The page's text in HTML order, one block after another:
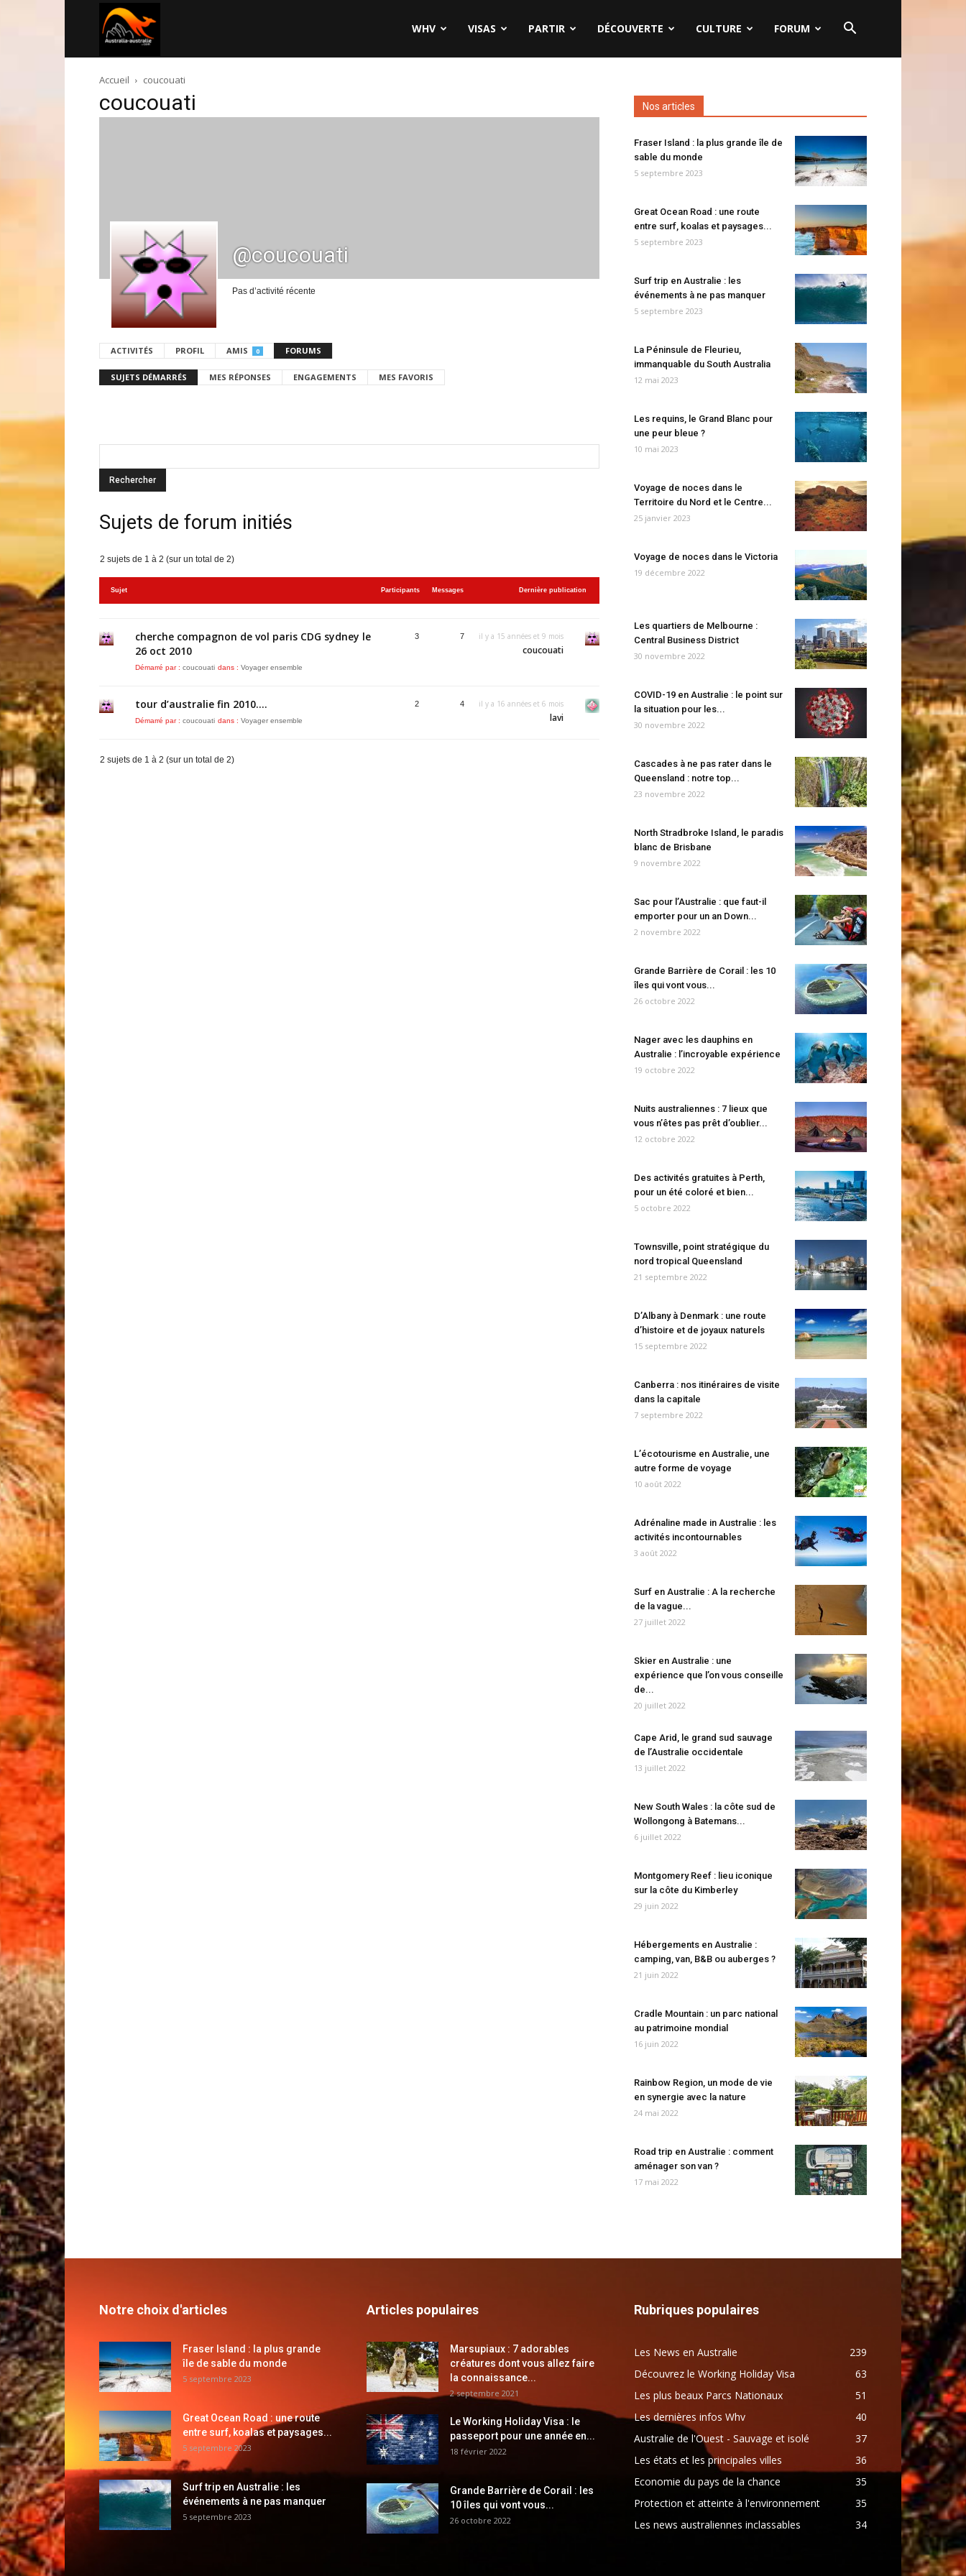
australie.com
WHV VISAS PARTIR DÉCOUVERTE CULTURE FORUM
Accueil coucouati
coucouati
@coucouati
Pas d’activité récente
ACTIVITÉS PROFIL AMIS 0 FORUMS
SUJETS DÉMARRÉS MES RÉPONSES ENGAGEMENTS MES FAVORIS
Sujets de forum initiés
2 sujets de 1 à 2 (sur un total de 2)
Sujet Participants Messages Dernière publication
cherche compagnon de vol paris CDG sydney le
26 oct 2010
Démarré par : coucouati dans : Voyager ensemble
3 7 il y a 15 années et 9 mois
coucouati
tour d’australie fin 2010….
Démarré par : coucouati dans : Voyager ensemble
2 4 il y a 16 années et 6 mois
lavi
2 sujets de 1 à 2 (sur un total de 2)
Nos articles
Fraser Island : la plus grande île de
sable du monde
5 septembre 2023
Great Ocean Road : une route
entre surf, koalas et paysages...
5 septembre 2023
Surf trip en Australie : les
événements à ne pas manquer
5 septembre 2023
La Péninsule de Fleurieu,
immanquable du South Australia
12 mai 2023
Les requins, le Grand Blanc pour
une peur bleue ?
10 mai 2023
Voyage de noces dans le
Territoire du Nord et le Centre...
25 janvier 2023
Voyage de noces dans le Victoria
19 décembre 2022
Les quartiers de Melbourne :
Central Business District
30 novembre 2022
COVID-19 en Australie : le point sur
la situation pour les...
30 novembre 2022
Cascades à ne pas rater dans le
Queensland : notre top...
23 novembre 2022
North Stradbroke Island, le paradis
blanc de Brisbane
9 novembre 2022
Sac pour l’Australie : que faut-il
emporter pour un an Down...
2 novembre 2022
Grande Barrière de Corail : les 10
îles qui vont vous...
26 octobre 2022
Nager avec les dauphins en
Australie : l’incroyable expérience
19 octobre 2022
Nuits australiennes : 7 lieux que
vous n’êtes pas prêt d’oublier...
12 octobre 2022
Des activités gratuites à Perth,
pour un été coloré et bien...
5 octobre 2022
Townsville, point stratégique du
nord tropical Queensland
21 septembre 2022
D’Albany à Denmark : une route
d’histoire et de joyaux naturels
15 septembre 2022
Canberra : nos itinéraires de visite
dans la capitale
7 septembre 2022
L’écotourisme en Australie, une
autre forme de voyage
10 août 2022
Adrénaline made in Australie : les
activités incontournables
3 août 2022
Surf en Australie : A la recherche
de la vague...
27 juillet 2022
Skier en Australie : une
expérience que l’on vous conseille
de...
20 juillet 2022
Cape Arid, le grand sud sauvage
de l’Australie occidentale
13 juillet 2022
New South Wales : la côte sud de
Wollongong à Batemans...
6 juillet 2022
Montgomery Reef : lieu iconique
sur la côte du Kimberley
29 juin 2022
Hébergements en Australie :
camping, van, B&B ou auberges ?
21 juin 2022
Cradle Mountain : un parc national
au patrimoine mondial
16 juin 2022
Rainbow Region, un mode de vie
en synergie avec la nature
24 mai 2022
Road trip en Australie : comment
aménager son van ?
17 mai 2022
Notre choix d'articles
Fraser Island : la plus grande
île de sable du monde
5 septembre 2023
Great Ocean Road : une route
entre surf, koalas et paysages...
5 septembre 2023
Surf trip en Australie : les
événements à ne pas manquer
5 septembre 2023
Articles populaires
Marsupiaux : 7 adorables
créatures dont vous allez faire
la connaissance...
2 septembre 2021
Le Working Holiday Visa : le
passeport pour une année en...
18 février 2022
Grande Barrière de Corail : les
10 îles qui vont vous...
26 octobre 2022
Rubriques populaires
Les News en Australie
239
Découvrez le Working Holiday Visa
63
Les plus beaux Parcs Nationaux
51
Les dernières infos Whv
40
Australie de l'Ouest - Sauvage et isolé
37
Les états et les principales villes
36
Economie du pays de la chance
35
Protection et atteinte à l'environnement
35
Les news australiennes inclassables
34